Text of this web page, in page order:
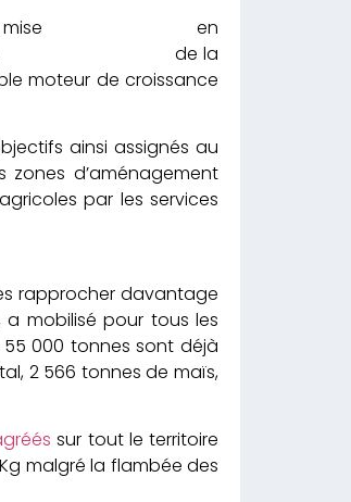
par la mise en
de la
moteur de croissance
ainsi assignés au
d’aménagement
par les services
l’anticipation
rapprocher davantage
a mobilisé pour tous les
000 tonnes sont déjà
2 566 tonnes de maïs,
sur tout le territoire
malgré la flambée des